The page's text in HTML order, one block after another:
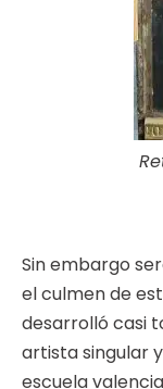
Sin embargo
el culmen de
desarrolló casi
artista singular
escuela